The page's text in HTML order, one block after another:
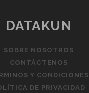
DATAKUN
SOBRE NOSOTROS
CONTÁCTENOS
Y CONDICIONES
DE PRIVACIDAD